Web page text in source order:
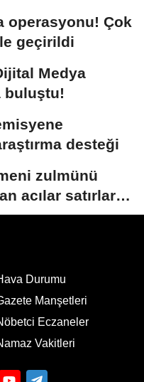
operasyonu! Çok
geçirildi
Medya
buluştu!
desteği
zulmünü
acılar satırlara
Durumu
Manşetleri
Eczaneler
Vakitleri